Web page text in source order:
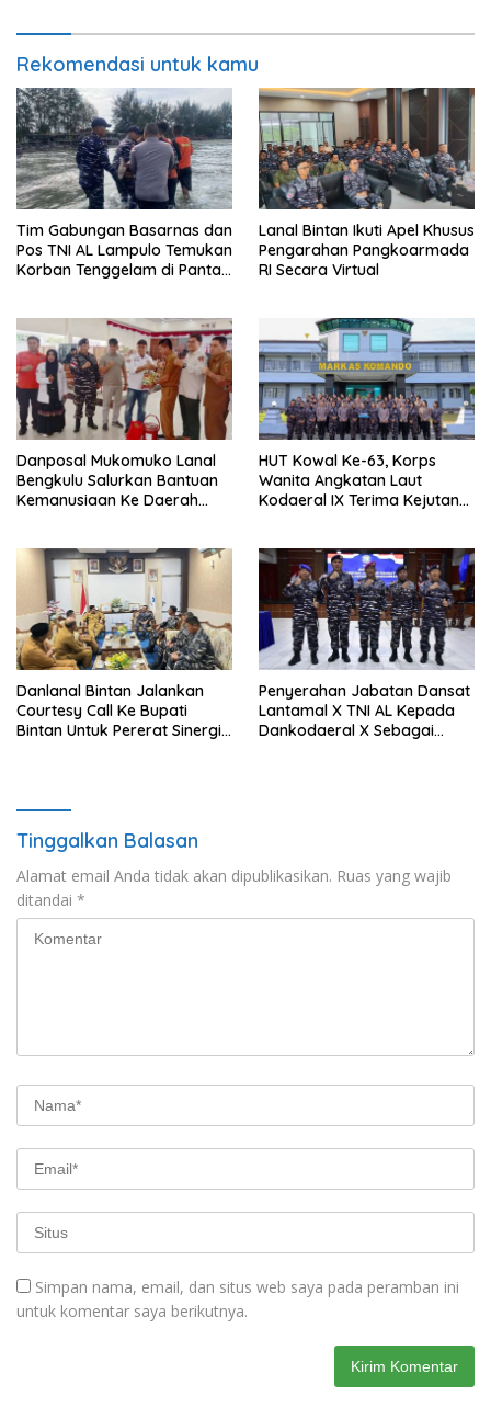
Rekomendasi untuk kamu
Tim Gabungan Basarnas dan
Pos TNI AL Lampulo Temukan
Korban Tenggelam di Pantai
Lanal Bintan Ikuti Apel Khusus
Pengarahan Pangkoarmada
RI Secara Virtual
Danposal Mukomuko Lanal
Bengkulu Salurkan Bantuan
Kemanusiaan Ke Daerah
HUT Kowal Ke-63, Korps
Wanita Angkatan Laut
Kodaeral IX Terima Kejutan
Danlanal Bintan Jalankan
Courtesy Call Ke Bupati
Bintan Untuk Pererat Sinergi
Penyerahan Jabatan Dansat
Lantamal X TNI AL Kepada
Dankodaeral X Sebagai
Tinggalkan Balasan
Alamat email Anda tidak akan dipublikasikan. Ruas yang wajib
ditandai *
Simpan nama, email, dan situs web saya pada peramban ini
untuk komentar saya berikutnya.